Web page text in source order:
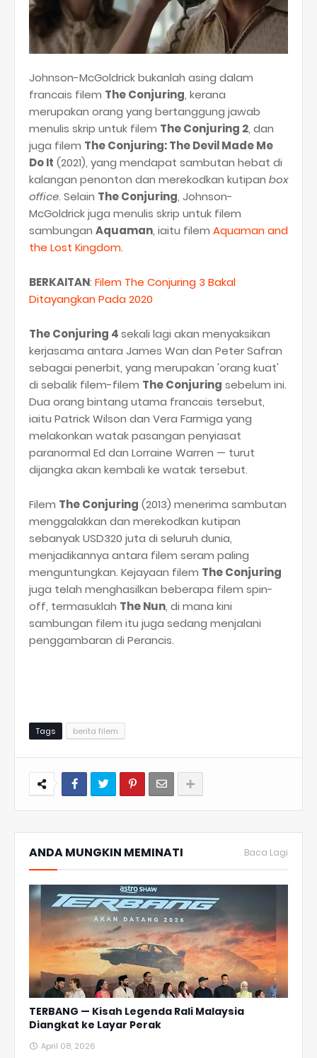
Johnson-McGoldrick bukanlah asing dalam
francais filem The Conjuring, kerana
merupakan orang yang bertanggung jawab
menulis skrip untuk filem The Conjuring 2, dan
juga filem The Conjuring: The Devil Made Me
Do It (2021), yang mendapat sambutan hebat di
kalangan penonton dan merekodkan kutipan box
office. Selain The Conjuring, Johnson-
McGoldrick juga menulis skrip untuk filem
sambungan Aquaman, iaitu filem Aquaman and
the Lost Kingdom.
BERKAITAN: Filem The Conjuring 3 Bakal
Ditayangkan Pada 2020
The Conjuring 4sekali lagi akan menyaksikan
kerjasama antara James Wan dan Peter Safran
sebagai penerbit, yang merupakan 'orang kuat'
di sebalik filem-filem The Conjuring sebelum ini.
Dua orang bintang utama francais tersebut,
iaitu Patrick Wilson dan Vera Farmiga yang
melakonkan watak pasangan penyiasat
paranormal Ed dan Lorraine Warren — turut
dijangka akan kembali ke watak tersebut.
Filem The Conjuring (2013) menerima sambutan
menggalakkan dan merekodkan kutipan
sebanyak USD320 juta di seluruh dunia,
menjadikannya antara filem seram paling
menguntungkan. Kejayaan filem The Conjuring
juga telah menghasilkan beberapa filem spin-
off, termasuklah The Nun, di mana kini
sambungan filem itu juga sedang menjalani
penggambaran di Perancis.
Tags berita filem
ANDA MUNGKIN MEMINATI Baca Lagi
TERBANG — Kisah Legenda Rali Malaysia
Diangkat ke Layar Perak
April 08, 2026